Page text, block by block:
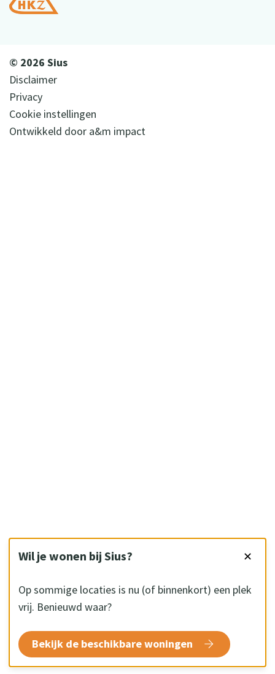
Wil je wonen bij Sius? ✕
Op sommige locaties is nu (of binnenkort) een plek
vrij. Benieuwd waar?
Bekijk de beschikbare woningen
© 2026 Sius
Disclaimer
Privacy
Cookie instellingen
Ontwikkeld door a&m impact